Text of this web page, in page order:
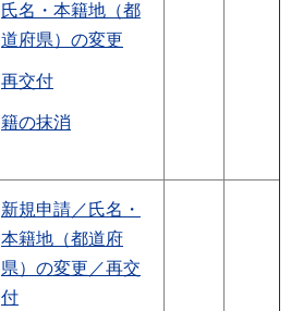
氏名・本籍地（都
道府県）の変更
再交付
籍の抹消
新規申請／氏名・
本籍地（都道府
県）の変更／再交
付